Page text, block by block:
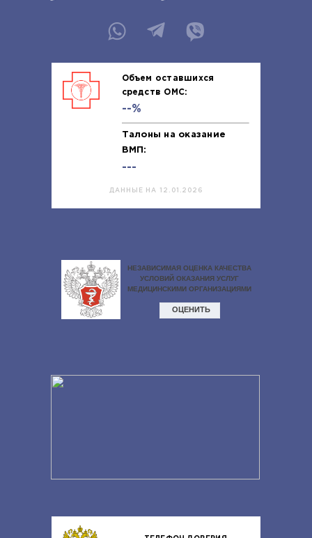
Объем оставшихся
средств ОМС:
--%
Талоны на оказание
ВМП:
---
ДАННЫЕ НА 12.01.2026